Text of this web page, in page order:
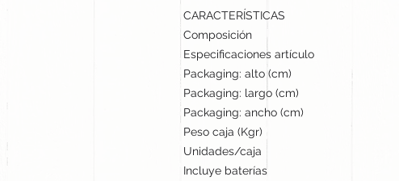
CARACTERÍSTICAS
Composición
Especificaciones artículo
Packaging: alto (cm)
Packaging: largo (cm)
Packaging: ancho (cm)
Peso caja (Kgr)
Unidades/caja
Incluye baterías